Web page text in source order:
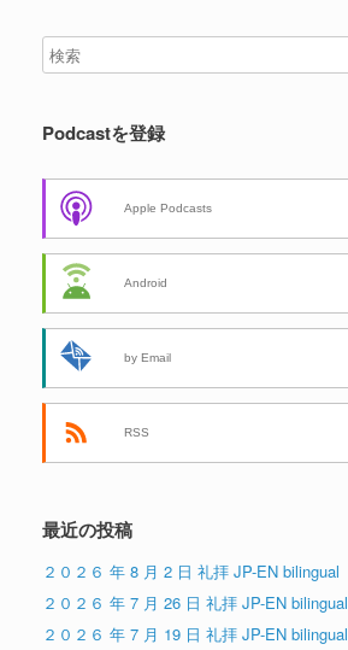
Podcastを登録
Apple Podcasts
Android
by Email
RSS
最近の投稿
２０２６ 年 8 月 2 日 礼拝 JP-EN bilingual
２０２６ 年 7 月 26 日 礼拝 JP-EN bilingual
２０２６ 年 7 月 19 日 礼拝 JP-EN bilingual